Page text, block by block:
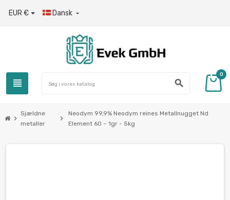
EUR € Dansk 
view_headline search
0
chevron_right
Sjældne
metaller
chevron_right
Neodym 99,9% Neodym reines Metallnugget Nd
Element 60 – 1gr - 5kg